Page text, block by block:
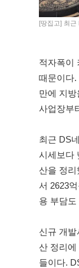
[땅집고] 최근
적자폭이
때문이다.
만에 지
사업장부
최근 DS
시세보다
산을 정리
서 2623
용 부담
신규 개
산 정리에
들이다.